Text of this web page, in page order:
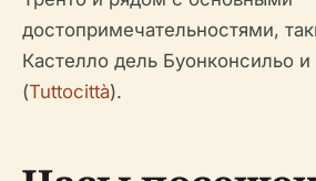
достопримечательностями,
Кастелло дель Буонконсильо
(Tuttocittà).